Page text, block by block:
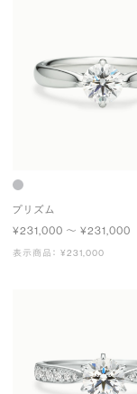
プリズム
¥231,000 〜 ¥231,000
表示商品： ¥231,000